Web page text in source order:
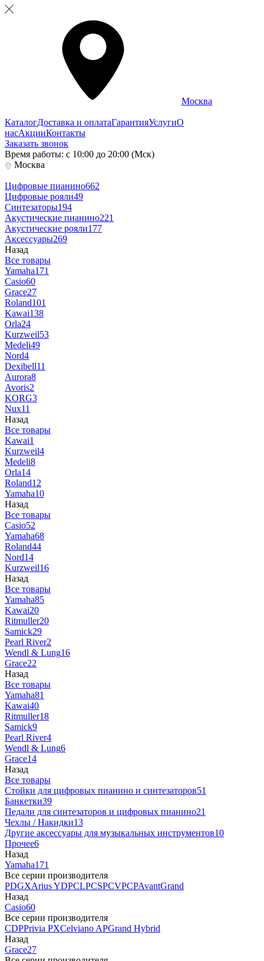
Москва
КаталогДоставка и оплатаГарантияУслугиО
насАкцииКонтакты
Заказать звонок
Время работы: с 10:00 до 20:00 (Мск)
Москва
Цифровые пианино662
Цифровые рояли49
Синтезаторы194
Акустические пианино221
Акустические рояли177
Аксессуары269
Назад
Все товары
Yamaha171
Casio60
Grace27
Roland101
Kawai138
Orla24
Kurzweil53
Medeli49
Nord4
Dexibell11
Aurora8
Avoris2
KORG3
Nux11
Назад
Все товары
Kawai1
Kurzweil4
Medeli8
Orla14
Roland12
Yamaha10
Назад
Все товары
Casio52
Yamaha68
Roland44
Nord14
Kurzweil16
Назад
Все товары
Yamaha85
Kawai20
Ritmuller20
Samick29
Pearl River2
Wendl & Lung16
Grace22
Назад
Все товары
Yamaha81
Kawai40
Ritmuller18
Samick9
Pearl River4
Wendl & Lung6
Grace14
Назад
Все товары
Стойки для цифровых пианино и синтезаторов51
Банкетки39
Педали для синтезаторов и цифровых пианино21
Чехлы / Накидки13
Другие аксессуары для музыкальных инструментов10
Прочее6
Назад
Yamaha171
Все серии производителя
PDGXArius YDPCLPCSPCVPCPAvantGrand
Назад
Casio60
Все серии производителя
CDPPrivia PXCelviano APGrand Hybrid
Назад
Grace27